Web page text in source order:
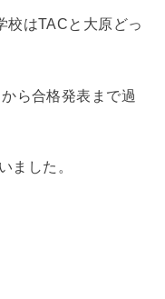
校はTACと大原どっ
ら合格発表まで過
ました。